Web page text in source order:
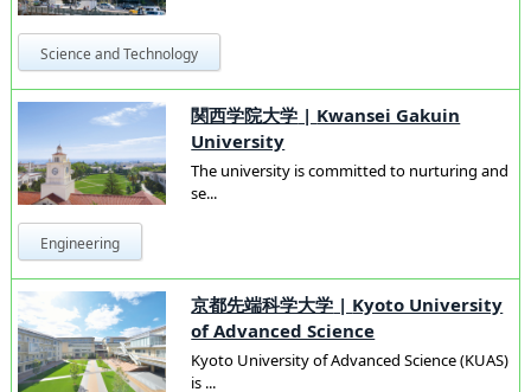
Science and Technology
関西学院大学 | Kwansei Gakuin
University
The university is committed to nurturing and
se...
Engineering
京都先端科学大学 | Kyoto University
of Advanced Science
Kyoto University of Advanced Science (KUAS)
is ...